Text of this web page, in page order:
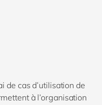
de cas d’utilisation de
à l’organisation